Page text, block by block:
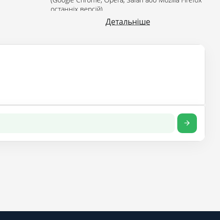
останніх версій).
Детальніше